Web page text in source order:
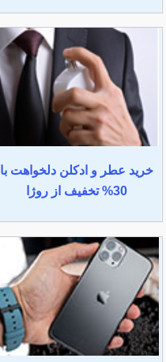
خرید عطر و ادکلن دلخواهت با
30% تخفیف از روژا